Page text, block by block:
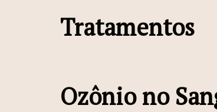
Tratamentos
Ozônio no